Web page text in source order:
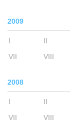
2009
I II
VII
VIII
2008
I II
VII
VIII